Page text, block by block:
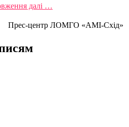
далі …
Прес-центр ЛОМГО «АМІ-Схід»